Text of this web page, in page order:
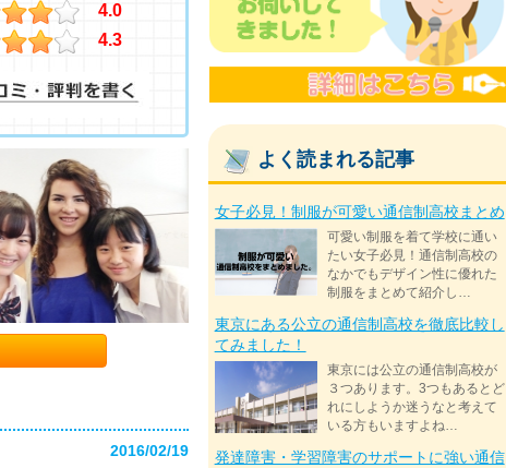
4.0
4.3
2016/02/19
よく読まれる記事
女子必見！制服が可愛い通信制高校まとめ
可愛い制服を着て学校に通い
たい女子必見！通信制高校の
なかでもデザイン性に優れた
制服をまとめて紹介し…
東京にある公立の通信制高校を徹底比較し
てみました！
東京には公立の通信制高校が
３つあります。3つもあるとど
れにしようか迷うなと考えて
いる方もいますよね…
発達障害・学習障害のサポートに強い通信